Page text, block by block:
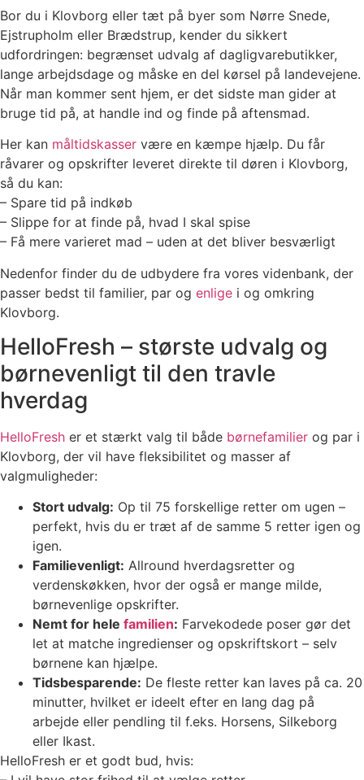
Bor du i Klovborg eller tæt på byer som Nørre Snede,
Ejstrupholm eller Brædstrup, kender du sikkert
udfordringen: begrænset udvalg af dagligvarebutikker,
lange arbejdsdage og måske en del kørsel på landevejene.
Når man kommer sent hjem, er det sidste man gider at
bruge tid på, at handle ind og finde på aftensmad.
Her kan måltidskasser være en kæmpe hjælp. Du får
råvarer og opskrifter leveret direkte til døren i Klovborg,
så du kan:
– Spare tid på indkøb
– Slippe for at finde på, hvad I skal spise
– Få mere varieret mad – uden at det bliver besværligt
Nedenfor finder du de udbydere fra vores videnbank, der
passer bedst til familier, par og enlige i og omkring
Klovborg.
HelloFresh – største udvalg og
børnevenligt til den travle
hverdag
HelloFresh er et stærkt valg til både børnefamilier og par i
Klovborg, der vil have fleksibilitet og masser af
valgmuligheder:
Stort udvalg: Op til 75 forskellige retter om ugen –
perfekt, hvis du er træt af de samme 5 retter igen og
igen.
Familievenligt: Allround hverdagsretter og
verdenskøkken, hvor der også er mange milde,
børnevenlige opskrifter.
Nemt for hele familien: Farvekodede poser gør det
let at matche ingredienser og opskriftskort – selv
børnene kan hjælpe.
Tidsbesparende: De fleste retter kan laves på ca. 20
minutter, hvilket er ideelt efter en lang dag på
arbejde eller pendling til f.eks. Horsens, Silkeborg
eller Ikast.
HelloFresh er et godt bud, hvis: